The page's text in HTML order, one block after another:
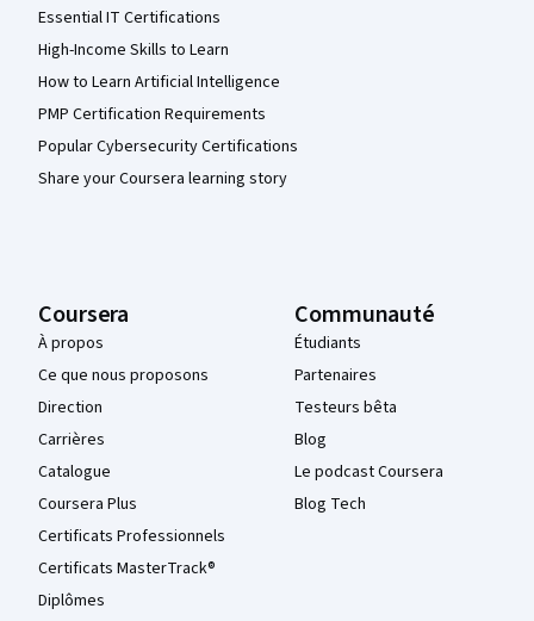
Essential IT Certifications
High-Income Skills to Learn
How to Learn Artificial Intelligence
PMP Certification Requirements
Popular Cybersecurity Certifications
Share your Coursera learning story
Coursera
À propos
Ce que nous proposons
Direction
Carrières
Catalogue
Coursera Plus
Certificats Professionnels
Certificats MasterTrack®
Diplômes
Communauté
Étudiants
Partenaires
Testeurs bêta
Blog
Le podcast Coursera
Blog Tech